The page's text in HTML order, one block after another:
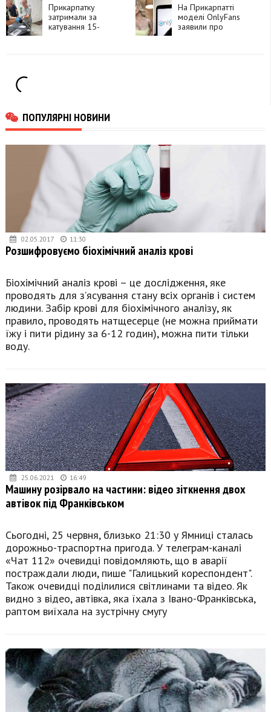
квартири
Прикарпатку
затримали за
катування 15-
На Прикарпатті
моделі OnlyFans
заявили про
ПОПУЛЯРНІ НОВИНИ
02.05.2017 11:30
Розшифровуємо біохімічний аналіз крові
Біохімічний аналіз крові – це дослідження, яке
проводять для з’ясування стану всіх органів і систем
людини. Забір крові для біохімічного аналізу, як
правило, проводять натщесерце (не можна приймати
їжу і пити рідину за 6-12 годин), можна пити тільки
воду.
25.06.2021 16:49
Машину розірвало на частини: відео зіткнення двох
автівок під Франківськом
Сьогодні, 25 червня, близько 21:30 у Ямниці сталась
дорожньо-траспортна пригода. У телеграм-каналі
«Чат 112» очевидці повідомляють, що в аварії
постраждали люди, пише "Галицький кореспондент".
Також очевидці поділилися світлинами та відео. Як
видно з відео, автівка, яка їхала з Івано-Франківська,
раптом виїхала на зустрічну смугу